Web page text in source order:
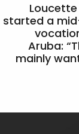
started a
Aruba:
mainly